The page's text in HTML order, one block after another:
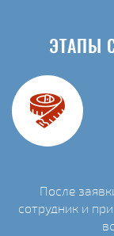
ЭТАПЫ
После
сотрудник и